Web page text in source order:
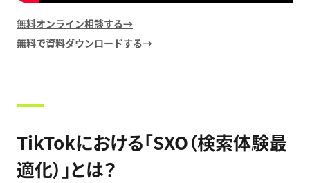
無料オンライン相談する→
無料で資料ダウンロードする→
TikTokにおける「SXO（検索体験最
適化）」とは？